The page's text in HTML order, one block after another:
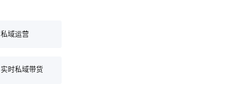
适配出海场景的全新产品，实现海
加盟培育、连锁门店管理、企业商
私域运营
实时私域带货